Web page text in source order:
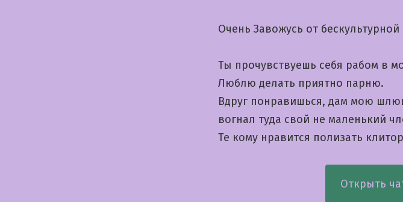
Очень Завожусь от
Ты прочувствуешь себя рабом в
Люблю делать приятно парню.
Вдруг понравишься, дам мою
вогнал туда свой не маленький
Те кому нравится полизать
Открыть